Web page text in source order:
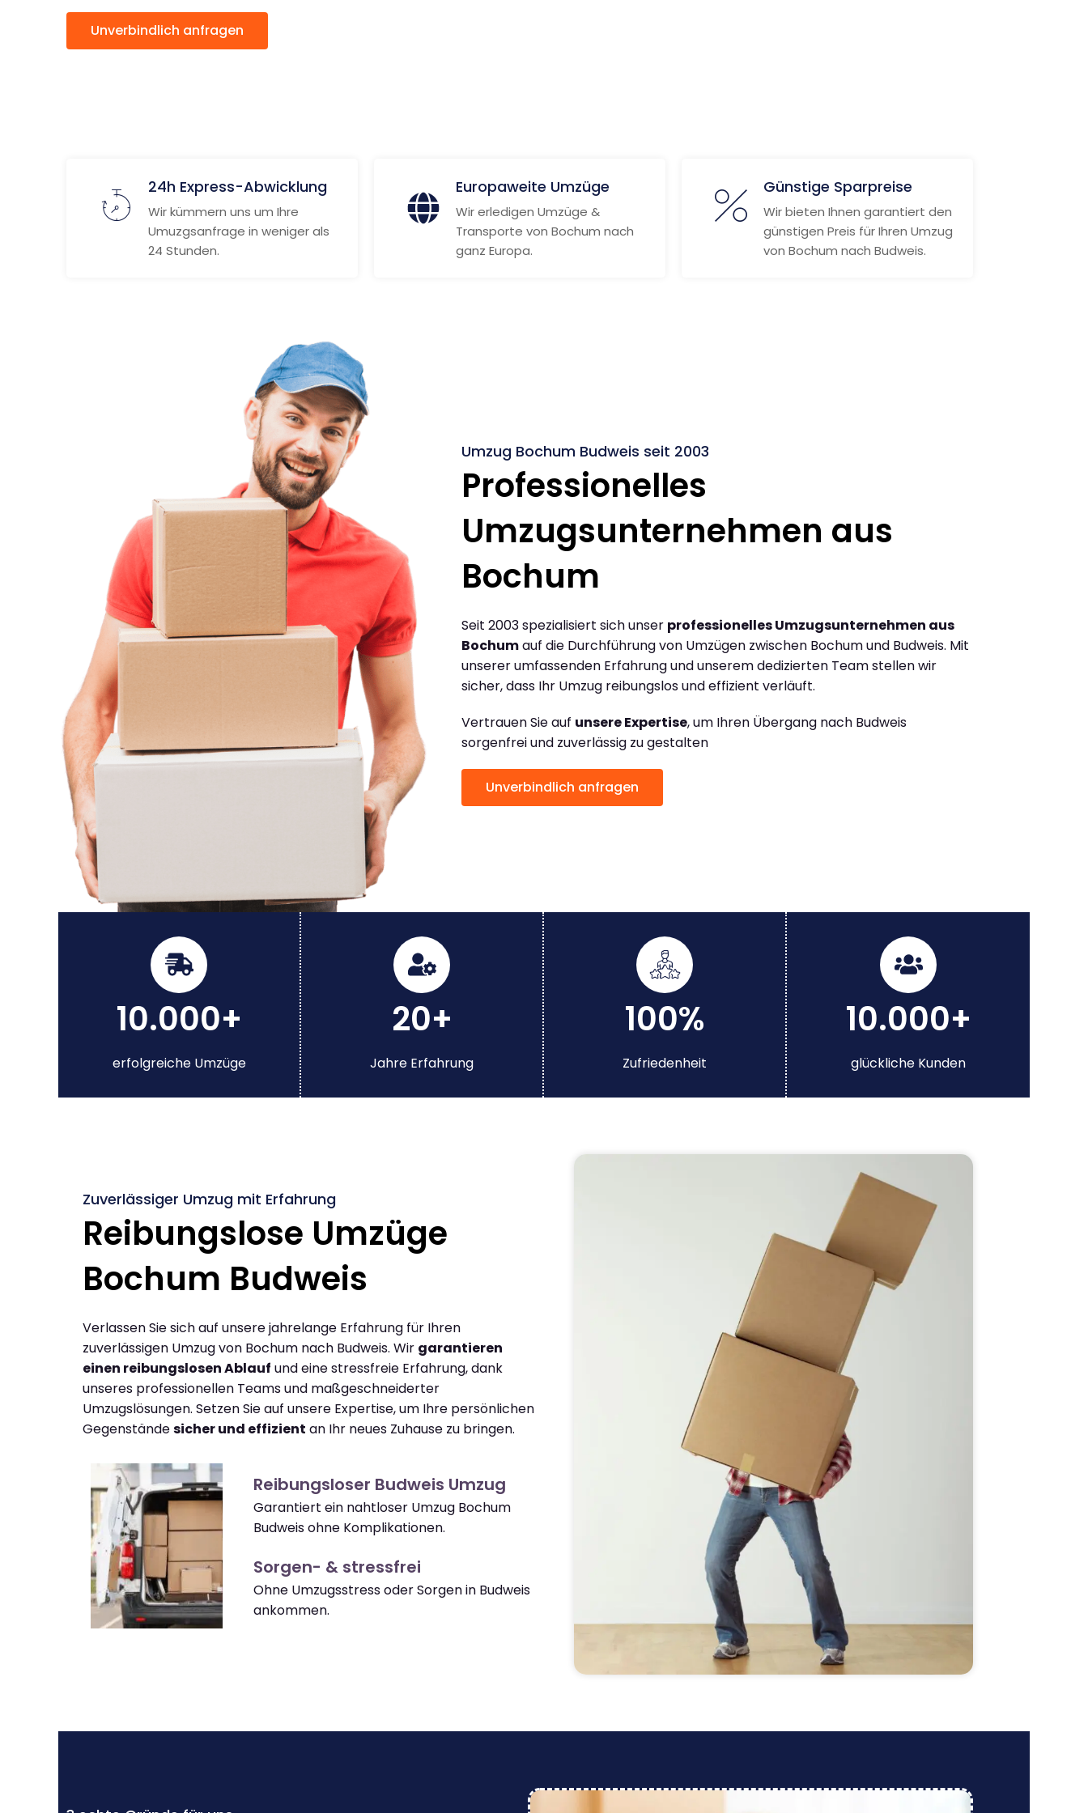
Unverbindlich anfragen
24h Express-Abwicklung
Wir kümmern uns um Ihre
Umuzgsanfrage in weniger als
24 Stunden.
Europaweite Umzüge
Wir erledigen Umzüge &
Transporte von Bochum nach
ganz Europa.
Günstige Sparpreise
Wir bieten Ihnen garantiert den
günstigen Preis für Ihren Umzug
von Bochum nach Budweis.
Umzug Bochum Budweis seit 2003
Professionelles
Umzugsunternehmen aus
Bochum
Seit 2003 spezialisiert sich unser professionelles Umzugsunternehmen aus
Bochumauf die Durchführung von Umzügen zwischen Bochum und Budweis. Mit
unserer umfassenden Erfahrung und unserem dedizierten Team stellen wir
sicher, dass Ihr Umzug reibungslos und effizient verläuft.
Vertrauen Sie auf unsere Expertise, um Ihren Übergang nach Budweis
sorgenfrei und zuverlässig zu gestalten
Unverbindlich anfragen
10.000+
erfolgreiche Umzüge
20+
Jahre Erfahrung
100%
Zufriedenheit
10.000+
glückliche Kunden
Zuverlässiger Umzug mit Erfahrung
Reibungslose Umzüge
Bochum Budweis
Verlassen Sie sich auf unsere jahrelange Erfahrung für Ihren
zuverlässigen Umzug von Bochum nach Budweis. Wir garantieren
einen reibungslosen Ablauf und eine stressfreie Erfahrung, dank
unseres professionellen Teams und maßgeschneiderter
Umzugslösungen. Setzen Sie auf unsere Expertise, um Ihre persönlichen
Gegenständesicher und effizient an Ihr neues Zuhause zu bringen.
Reibungsloser Budweis Umzug
Garantiert ein nahtloser Umzug Bochum
Budweis ohne Komplikationen.
Sorgen- & stressfrei
Ohne Umzugsstress oder Sorgen in Budweis
ankommen.